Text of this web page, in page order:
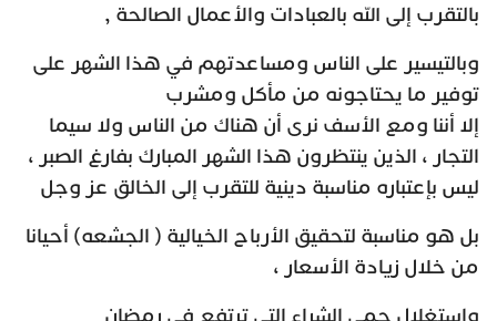
بالتقرب إلى الله بالعبادات والأعمال الصالحة ,
وبالتيسير على الناس ومساعدتهم في هذا الشهر على
توفير ما يحتاجونه من مأكل ومشرب
إلا أننا ومع الأسف نرى أن هناك من الناس ولا سيما
التجار ، الذين ينتظرون هذا الشهر المبارك بفارغ الصبر ،
ليس بإعتباره مناسبة دينية للتقرب إلى الخالق عز وجل
بل هو مناسبة لتحقيق الأرباح الخيالية ( الجشعه) أحيانا
من خلال زيادة الأسعار ،